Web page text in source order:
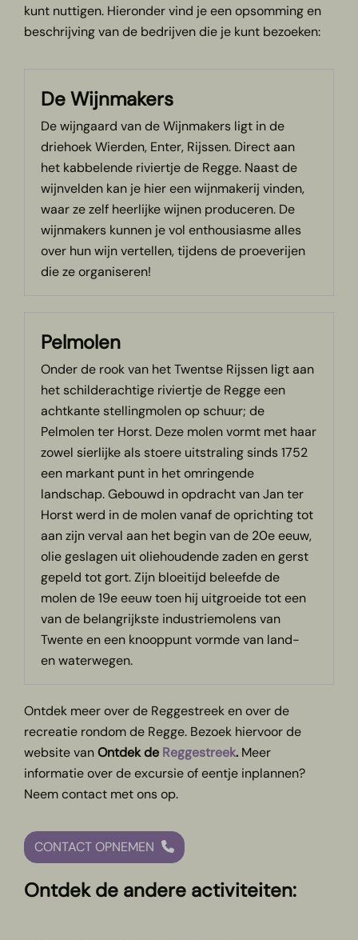
kunt nuttigen. Hieronder vind je een opsomming en
beschrijving van de bedrijven die je kunt bezoeken:
De Wijnmakers
De wijngaard van de Wijnmakers ligt in de
driehoek Wierden, Enter, Rijssen. Direct aan
het kabbelende riviertje de Regge. Naast de
wijnvelden kan je hier een wijnmakerij vinden,
waar ze zelf heerlijke wijnen produceren. De
wijnmakers kunnen je vol enthousiasme alles
over hun wijn vertellen, tijdens de proeverijen
die ze organiseren!
Pelmolen
Onder de rook van het Twentse Rijssen ligt aan
het schilderachtige riviertje de Regge een
achtkante stellingmolen op schuur; de
Pelmolen ter Horst. Deze molen vormt met haar
zowel sierlijke als stoere uitstraling sinds 1752
een markant punt in het omringende
landschap. Gebouwd in opdracht van Jan ter
Horst werd in de molen vanaf de oprichting tot
aan zijn verval aan het begin van de 20e eeuw,
olie geslagen uit oliehoudende zaden en gerst
gepeld tot gort. Zijn bloeitijd beleefde de
molen de 19e eeuw toen hij uitgroeide tot een
van de belangrijkste industriemolens van
Twente en een knooppunt vormde van land-
en waterwegen.
Ontdek meer over de Reggestreek en over de
recreatie rondom de Regge. Bezoek hiervoor de
website vanOntdek de Reggestreek. Meer
informatie over de excursie of eentje inplannen?
Neem contact met ons op.
CONTACT OPNEMEN
Ontdek de andere activiteiten: